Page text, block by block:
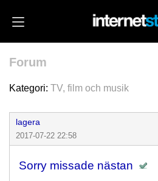
•
Forum
Kategori: TV, film och musik
lagera
2017-07-22 22:58
Sorry missade nästan